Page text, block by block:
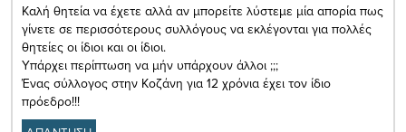
Καλή θητεία να έχετε αλλά αν μπορείτε λύστεμε μία απορία πως
γίνετε σε περισσότερους συλλόγους να εκλέγονται για πολλές
θητείες οι ίδιοι και οι ίδιοι.
Υπάρχει περίπτωση να μήν υπάρχουν άλλοι ;;;
Ένας σύλλογος στην Κοζάνη για 12 χρόνια έχει τον ίδιο
πρόεδρο!!!